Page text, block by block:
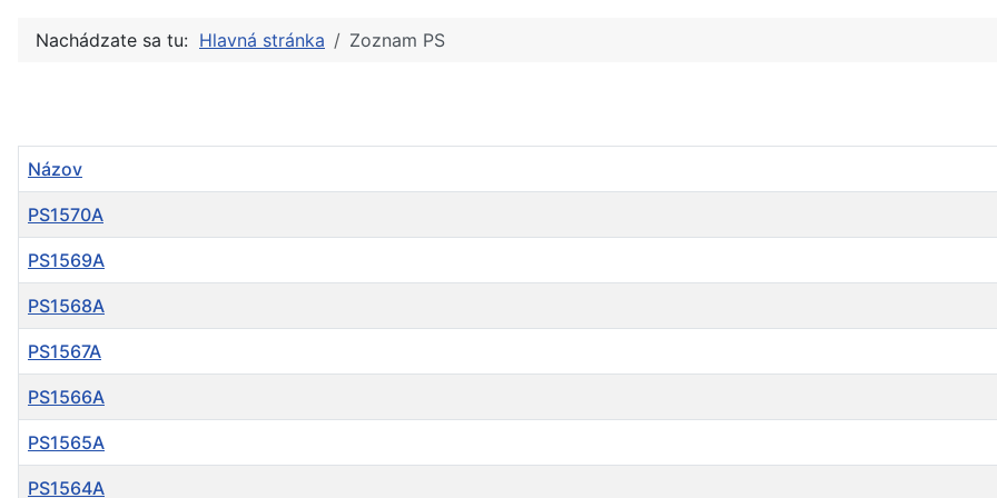
Nachádzate sa tu: Hlavná stránka Zoznam PS
Názov
PS1570A
PS1569A
PS1568A
PS1567A
PS1566A
PS1565A
PS1564A